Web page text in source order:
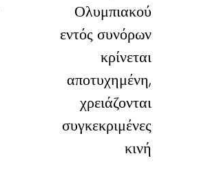
Ολυμπιακού
εντός συνόρων
κρίνεται
αποτυχημένη,
χρειάζονται
συγκεκριμένες
κινή